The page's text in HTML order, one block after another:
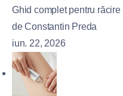
Ghid complet pentru răcire
de Constantin Preda
iun. 22, 2026